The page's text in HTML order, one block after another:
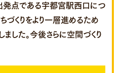
発点である宇都宮駅西口につ
づくりをより一層進めるため
した。今後さらに空間づくり